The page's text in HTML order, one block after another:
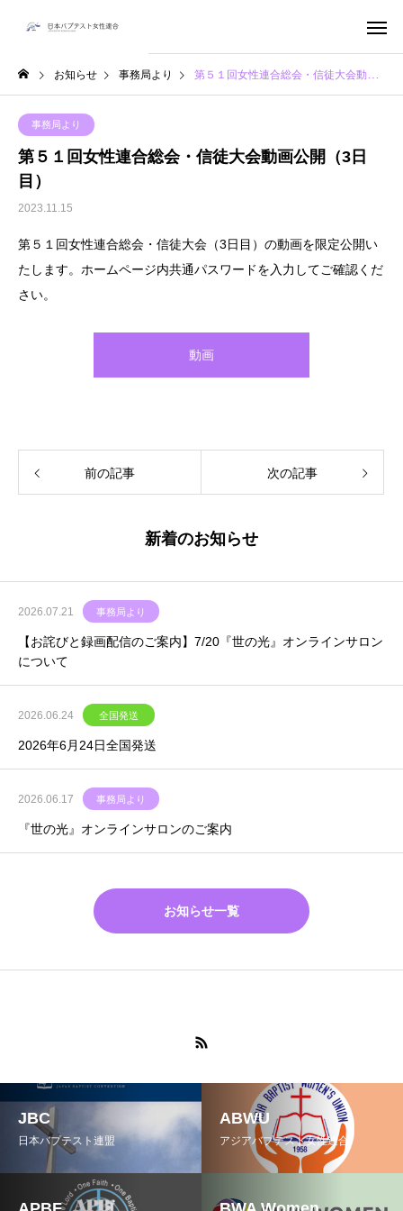
お知らせ 事務局より 第５１回女性連合総会・信徒大会動画公開（3日目）
事務局より
第５１回女性連合総会・信徒大会動画公開（3日
目）
2023.11.15
第５１回女性連合総会・信徒大会（3日目）の動画を限定公開い
たします。ホームページ内共通パスワードを入力してご確認くだ
さい。
動画
前の記事 次の記事
新着のお知らせ
2026.07.21 事務局より
【お詫びと録画配信のご案内】7/20『世の光』オンラインサロン
について
2026.06.24 全国発送
2026年6月24日全国発送
2026.06.17 事務局より
『世の光』オンラインサロンのご案内
お知らせ一覧
JBC
日本バプテスト連盟
ABWU
アジアバプテスト女性連合